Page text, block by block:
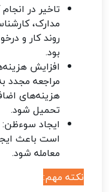
تاخیر در
مدارک،
روند کار و
بود.
افزایش
مراجعه مجدد
هزینه‌های
تحمیل شود.
ایجاد سوءظن:
است باعث
معامله شود.
نکته مهم: